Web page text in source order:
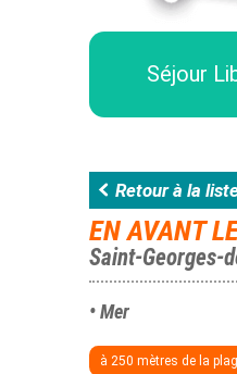
Séjour
Retour à la
EN AVANT
Saint-Georges-
• Mer
à 250 mètres de la